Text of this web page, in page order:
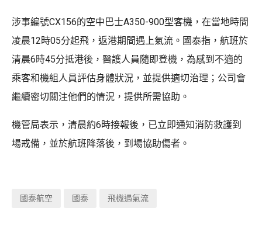
涉事編號CX156的空中巴士A350-900型客機，在當地時間
凌晨12時05分起飛，返港期間遇上氣流。國泰指，航班於
清晨6時45分抵港後，醫護人員隨即登機，為感到不適的
乘客和機組人員評估身體狀況，並提供適切治理；公司會
繼續密切關注他們的情況，提供所需協助。
機管局表示，清晨約6時接報後，已立即通知消防救護到
場戒備，並於航班降落後，到場協助傷者。
國泰航空 國泰 飛機遇氣流